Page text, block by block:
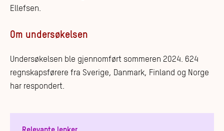
Ellefsen.
Om undersøkelsen
Undersøkelsen ble gjennomført sommeren 2024. 624
regnskapsførere fra Sverige, Danmark, Finland og Norge
har respondert.